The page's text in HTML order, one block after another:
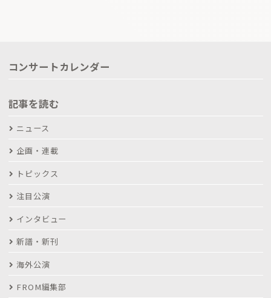
コンサートカレンダー
記事を読む
ニュース
企画・連載
トピックス
注目公演
インタビュー
新譜・新刊
海外公演
FROM編集部